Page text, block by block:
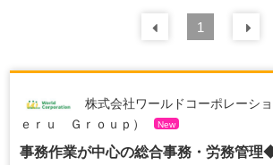
前の 件
1
株式会社ワールドコーポレーシ
ｅｒｕ Ｇｒｏｕｐ）
New
事務作業が中心の総合事務・労務管理